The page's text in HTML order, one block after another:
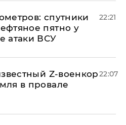
спутники
пятно у
атаки ВСУ
22:21
Z-военкор
в провале
22:07